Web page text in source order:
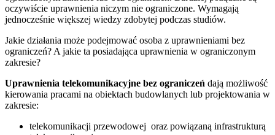
oczywiście uprawnienia niczym nie ograniczone. Wymagają
jednocześnie większej wiedzy zdobytej podczas studiów.
Jakie działania może podejmować osoba z uprawnieniami bez
ograniczeń? A jakie ta posiadająca uprawnienia w ograniczonym
zakresie?
Uprawnienia telekomunikacyjne bez ograniczeń dają możliwość
kierowania pracami na obiektach budowlanych lub projektowania w
zakresie:
telekomunikacji przewodowej oraz powiązaną infrastrukturą